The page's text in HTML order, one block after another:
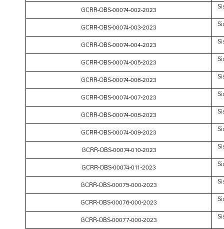
GCRR-OBS-00074-002-2023
GCRR-OBS-00074-003-2023
GCRR-OBS-00074-004-2023
GCRR-OBS-00074-005-2023
GCRR-OBS-00074-006-2023
GCRR-OBS-00074-007-2023
GCRR-OBS-00074-008-2023
GCRR-OBS-00074-009-2023
GCRR-OBS-00074-010-2023
GCRR-OBS-00074-011-2023
GCRR-OBS-00075-000-2023
GCRR-OBS-00076-000-2023
GCRR-OBS-00077-000-2023